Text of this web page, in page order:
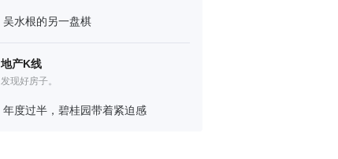
吴水根的另一盘棋
地产K线
发现好房子。
年度过半，碧桂园带着紧迫感